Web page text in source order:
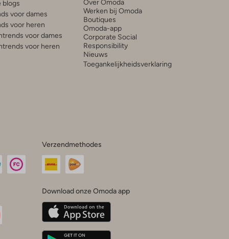
blogs
voor dames
voor heren
voor dames
voor heren
Over Omoda
Werken bij Omoda
Boutiques
Omoda-app
Corporate Social
Responsibility
Nieuws
Toegankelijkheidsverklaring
Verzendmethodes
Download onze Omoda app